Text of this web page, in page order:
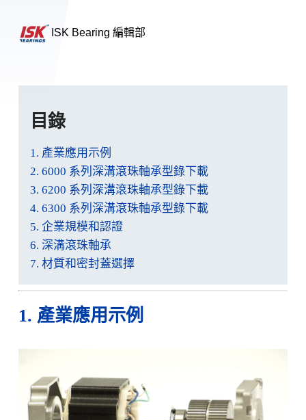
ISK Bearing 編輯部
目錄
1. 產業應用示例
2. 6000 系列深溝滾珠軸承型錄下載
3. 6200 系列深溝滾珠軸承型錄下載
4. 6300 系列深溝滾珠軸承型錄下載
5. 企業規模和認證
6. 深溝滾珠軸承
7. 材質和密封蓋選擇
1. 產業應用示例